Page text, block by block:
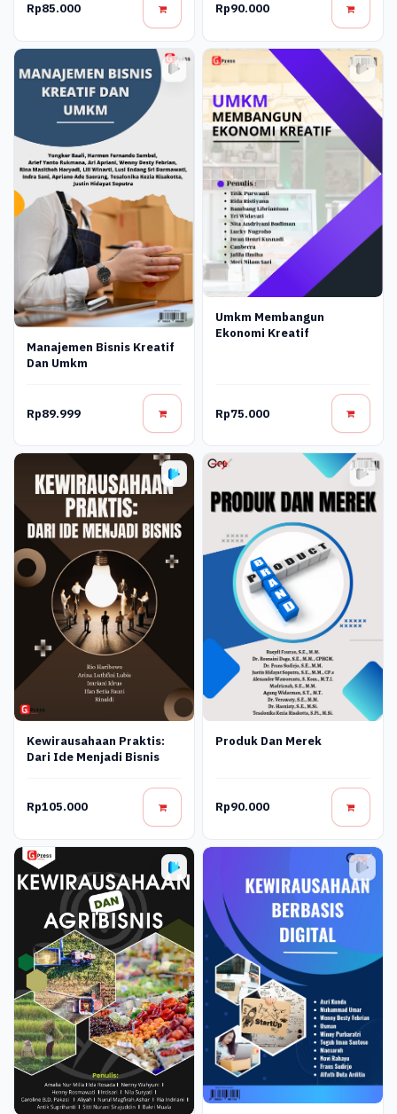
Rp85.000 Rp90.000
Manajemen Bisnis Kreatif
Dan Umkm
Rp89.999
Umkm Membangun
Ekonomi Kreatif
Rp75.000
Kewirausahaan Praktis:
Dari Ide Menjadi Bisnis
Rp105.000
Produk Dan Merek
Rp90.000